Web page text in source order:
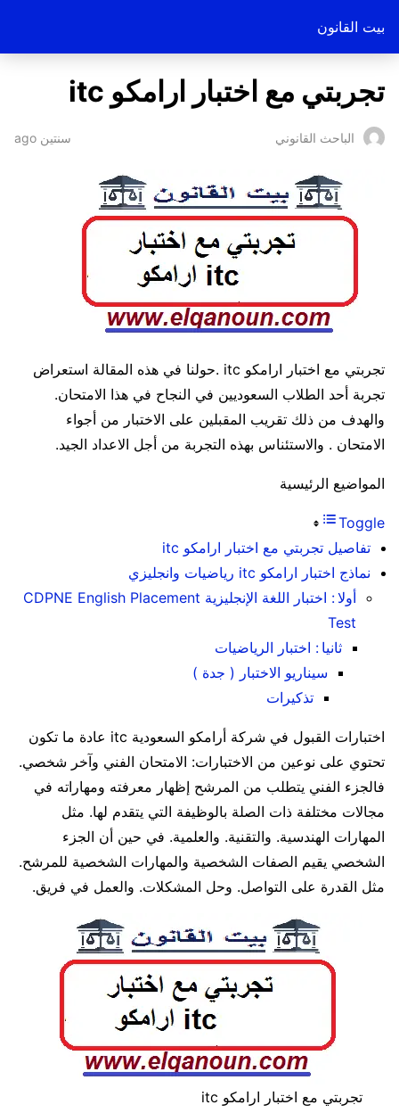
بيت القانون
تجربتي مع اختبار ارامكو itc
الباحث القانوني سنتين ago
تجربتي مع اختبار ارامكو itc .حولنا في هذه المقالة استعراض
تجربة أحد الطلاب السعوديين في النجاح في هذا الامتحان.
والهدف من ذلك تقريب المقبلين على الاختبار من أجواء
الامتحان . والاستئناس بهذه التجربة من أجل الاعداد الجيد.
المواضيع الرئيسية
Toggle
تفاصيل تجربتي مع اختبار ارامكو itc
نماذج اختبار ارامكو itc رياضيات وانجليزي
أولا : اختبار اللغة الإنجليزية CDPNE English Placement
Test
ثانيا : اختبار الرياضيات
سيناريو الاختبار ( جدة )
تذكيرات
اختبارات القبول في شركة أرامكو السعودية itc عادة ما تكون
تحتوي على نوعين من الاختبارات: الامتحان الفني وآخر شخصي.
فالجزء الفني يتطلب من المرشح إظهار معرفته ومهاراته في
مجالات مختلفة ذات الصلة بالوظيفة التي يتقدم لها. مثل
المهارات الهندسية. والتقنية. والعلمية. في حين أن الجزء
الشخصي يقيم الصفات الشخصية والمهارات الشخصية للمرشح.
مثل القدرة على التواصل. وحل المشكلات. والعمل في فريق.
تجربتي مع اختبار ارامكو itc